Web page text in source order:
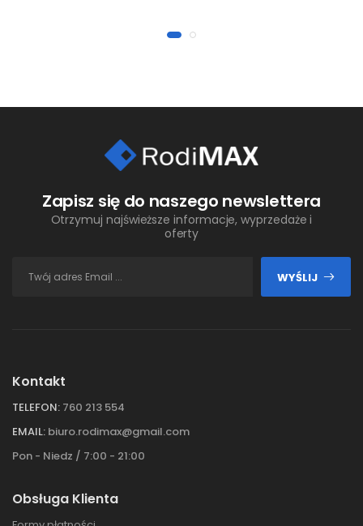
Zapisz się do naszego newslettera
Otrzymuj najświeższe informacje, wyprzedaże i
oferty
WYŚLIJ
Kontakt
TELEFON: 760 213 554
EMAIL: biuro.rodimax@gmail.com
Pon - Niedz / 7:00 - 21:00
Obsługa Klienta